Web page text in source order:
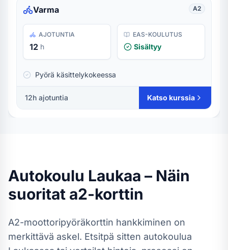
Varma A2
AJOTUNTIA
12 h
EAS-KOULUTUS
Sisältyy
Pyörä käsittelykokeessa
12h ajotuntia Katso kurssia
Autokoulu Laukaa – Näin
suoritat a2-korttin
A2-moottoripyöräkorttin hankkiminen on
merkittävä askel. Etsitpä sitten autokoulua